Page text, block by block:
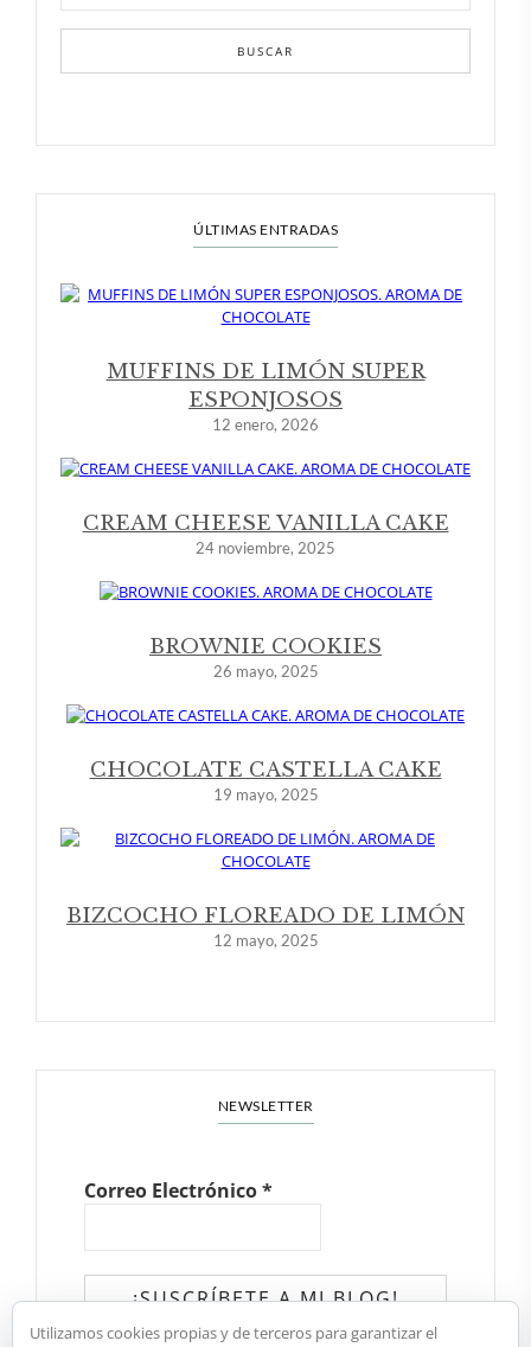
BUSCAR
ÚLTIMAS ENTRADAS
MUFFINS DE LIMÓN SUPER
ESPONJOSOS
12 enero, 2026
CREAM CHEESE VANILLA CAKE
24 noviembre, 2025
BROWNIE COOKIES
26 mayo, 2025
CHOCOLATE CASTELLA CAKE
19 mayo, 2025
BIZCOCHO FLOREADO DE LIMÓN
12 mayo, 2025
NEWSLETTER
Correo Electrónico*
Utilizamos cookies propias y de terceros para garantizar el